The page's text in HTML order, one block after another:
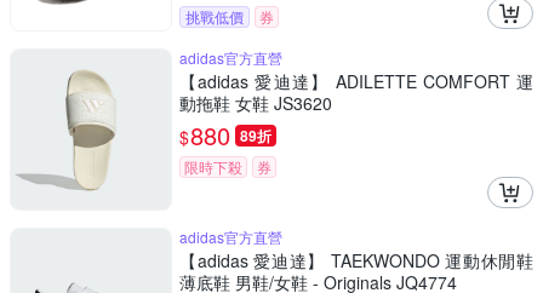
挑戰低價
券
adidas官方直營
【adidas 愛迪達】 ADILETTE COMFORT 運
動拖鞋 女鞋 JS3620
$880 89折
限時下殺 券
adidas官方直營
【adidas 愛迪達】 TAEKWONDO 運動休閒鞋
薄底鞋 男鞋/女鞋 - Originals JQ4774